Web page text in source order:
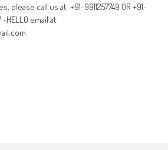
please call us at +91-9911257749 OR +91-
-HELLO email at